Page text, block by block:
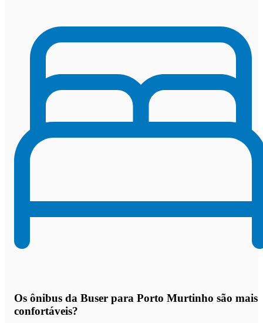
Os ônibus da Buser para Porto Murtinho são mais
confortáveis?